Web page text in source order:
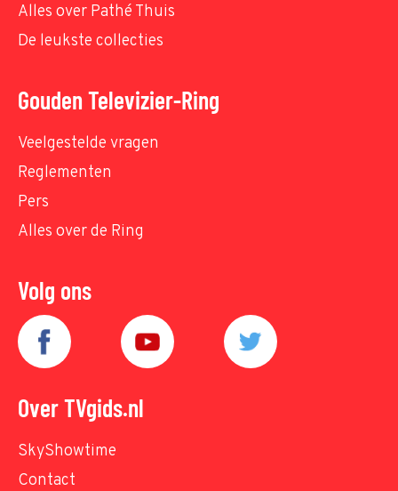
Alles over Pathé Thuis
De leukste collecties
Gouden Televizier-Ring
Veelgestelde vragen
Reglementen
Pers
Alles over de Ring
Volg ons
Over TVgids.nl
SkyShowtime
Contact